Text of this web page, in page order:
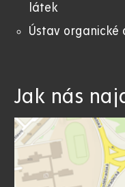
látek
Ústav organické
Jak nás